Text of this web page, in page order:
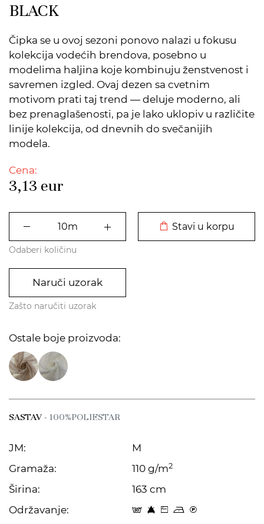
BLACK
Čipka se u ovoj sezoni ponovo nalazi u fokusu
kolekcija vodećih brendova, posebno u
modelima haljina koje kombinuju ženstvenost i
savremen izgled. Ovaj dezen sa cvetnim
motivom prati taj trend — deluje moderno, ali
bez prenaglašenosti, pa je lako uklopiv u različite
linije kolekcija, od dnevnih do svečanijih
modela.
Cena:
3,13 eur
Stavi u korpu
Odaberi količinu
Naruči uzorak
Zašto naručiti uzorak
Ostale boje proizvoda:
SASTAV- 100%POLIESTAR
JM:
M
Gramaža:
110 g/m2
Širina:
163 cm
Održavanje:
s 8 Z o C